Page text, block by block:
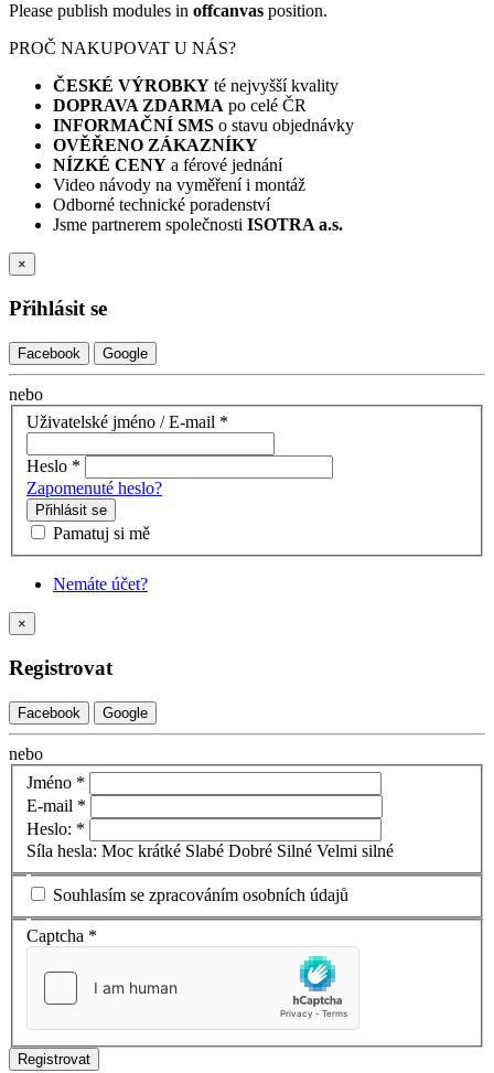
Please publish modules in offcanvas position.
PROČ NAKUPOVAT U NÁS?
ČESKÉ VÝROBKY té nejvyšší kvality
DOPRAVA ZDARMA po celé ČR
INFORMAČNÍ SMS o stavu objednávky
OVĚŘENO ZÁKAZNÍKY
NÍZKÉ CENY a férové jednání
Video návody na vyměření i montáž
Odborné technické poradenství
Jsme partnerem společnosti ISOTRA a.s.
×
Přihlásit se
Facebook Google
nebo
Uživatelské jméno / E-mail *
Heslo *
Zapomenuté heslo?
Přihlásit se
Pamatuj si mě
Nemáte účet?
×
Registrovat
Facebook Google
nebo
Jméno *
E-mail *
Heslo: *
Síla hesla: Moc krátké Slabé Dobré Silné Velmi silné
Souhlasím se zpracováním osobních údajů
Captcha *
Registrovat